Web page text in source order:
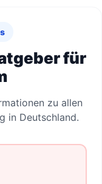
für
zu allen
in Deutschland.